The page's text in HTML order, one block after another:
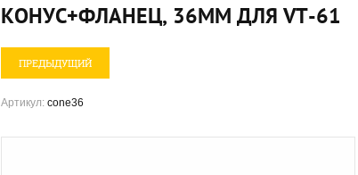
КОНУС+ФЛАНЕЦ, 36ММ ДЛЯ VT-61
ПРЕДЫДУЩИЙ
Артикул: cone36